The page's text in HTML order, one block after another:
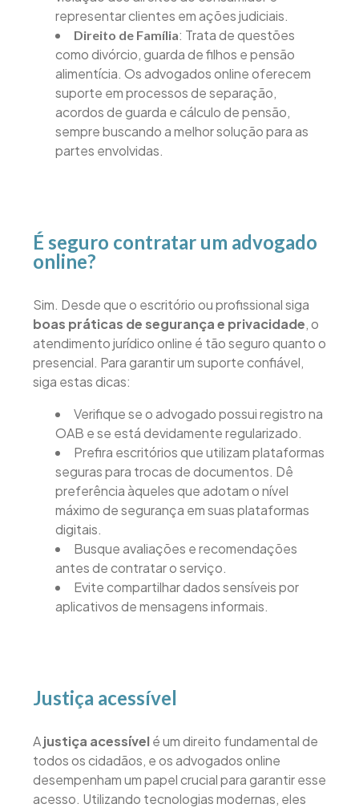
representar clientes em ações judiciais.
Direito de Família: Trata de questões
como divórcio, guarda de filhos e pensão
alimentícia. Os advogados online oferecem
suporte em processos de separação,
acordos de guarda e cálculo de pensão,
sempre buscando a melhor solução para as
partes envolvidas.
É seguro contratar um advogado
online?
Sim. Desde que o escritório ou profissional siga
boas práticas de segurança e privacidade, o
atendimento jurídico online é tão seguro quanto o
presencial. Para garantir um suporte confiável,
siga estas dicas:
Verifique se o advogado possui registro na
OAB e se está devidamente regularizado.
Prefira escritórios que utilizam plataformas
seguras para trocas de documentos. Dê
preferência àqueles que adotam o nível
máximo de segurança em suas plataformas
digitais.
Busque avaliações e recomendações
antes de contratar o serviço.
Evite compartilhar dados sensíveis por
aplicativos de mensagens informais.
Justiça acessível
Ajustiça acessívelé um direito fundamental de
todos os cidadãos, e os advogados online
desempenham um papel crucial para garantir esse
acesso. Utilizando tecnologias modernas, eles